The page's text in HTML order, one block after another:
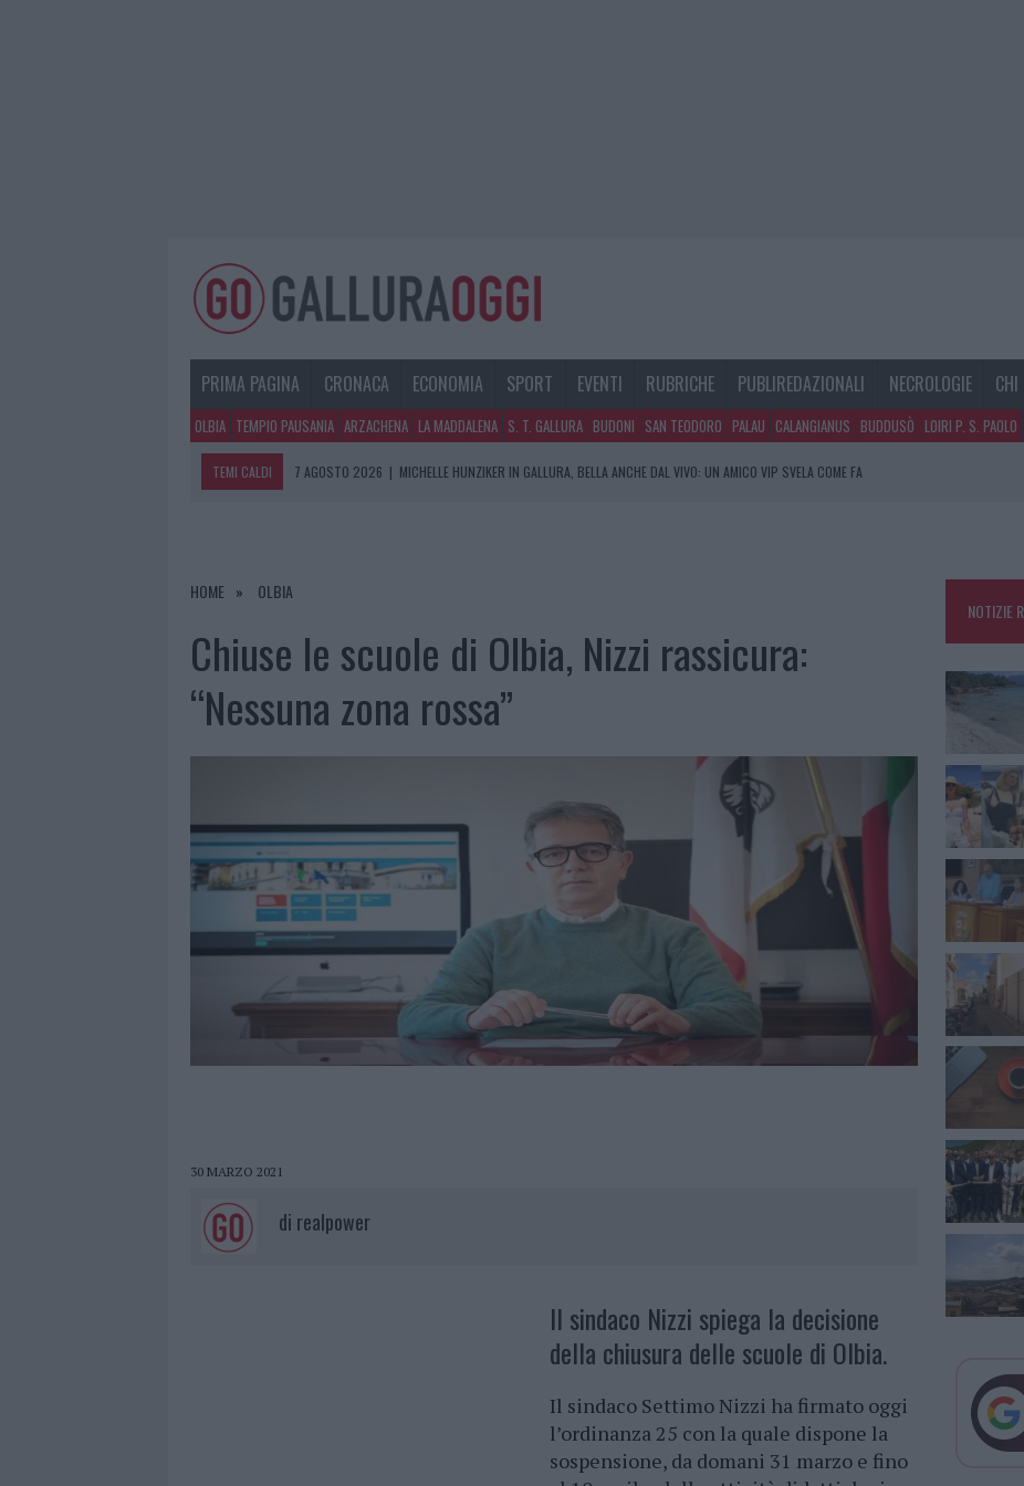
PRIMA PAGINA CRONACA ECONOMIA SPORT EVENTI RUBRICHE PUBLIREDAZIONALI NECROLOGIE
OLBIA TEMPIO PAUSANIA ARZACHENA LA MADDALENA S. T. GALLURA BUDONI SAN TEODORO PALAU CALANGIANUS BUDDUSÒ LOIRI P. S. PAOLO
TEMI CALDI 7 AGOSTO 2026 | MICHELLE HUNZIKER IN GALLURA, BELLA ANCHE DAL VIVO: UN AMICO VIP SVELA COME FA
7 AGOSTO 2026
HOME OLBIA
Chiuse le scuole di Olbia, Nizzi rassicura:
“Nessuna zona rossa”
30 MARZO 2021
di realpower
Il sindaco Nizzi spiega la decisione
della chiusura delle scuole di Olbia.
Il sindaco Settimo Nizzi ha firmato oggi
l’ordinanza 25 con la quale dispone la
sospensione, da domani 31 marzo e fino
NOTIZIE